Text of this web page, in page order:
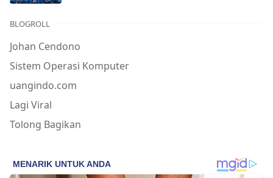
BLOGROLL
Johan Cendono
Sistem Operasi Komputer
uangindo.com
Lagi Viral
Tolong Bagikan